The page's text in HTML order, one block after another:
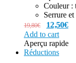
Couleur :
Serrure
19,80€ 12,50€
Add to cart
Aperçu rapide
Réductions